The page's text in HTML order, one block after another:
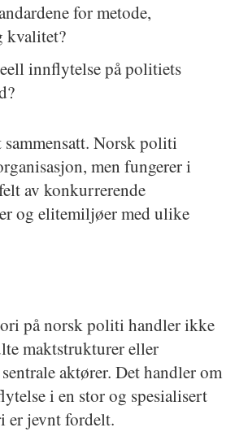
for metode,
kvalitet?
innflytelse på politiets
sammensatt. Norsk politi
men fungerer i
av konkurrerende
og elitemiljøer med ulike
på norsk politi handler ikke
maktstrukturer eller
aktører. Det handler om
i en stor og spesialisert
er jevnt fordelt.